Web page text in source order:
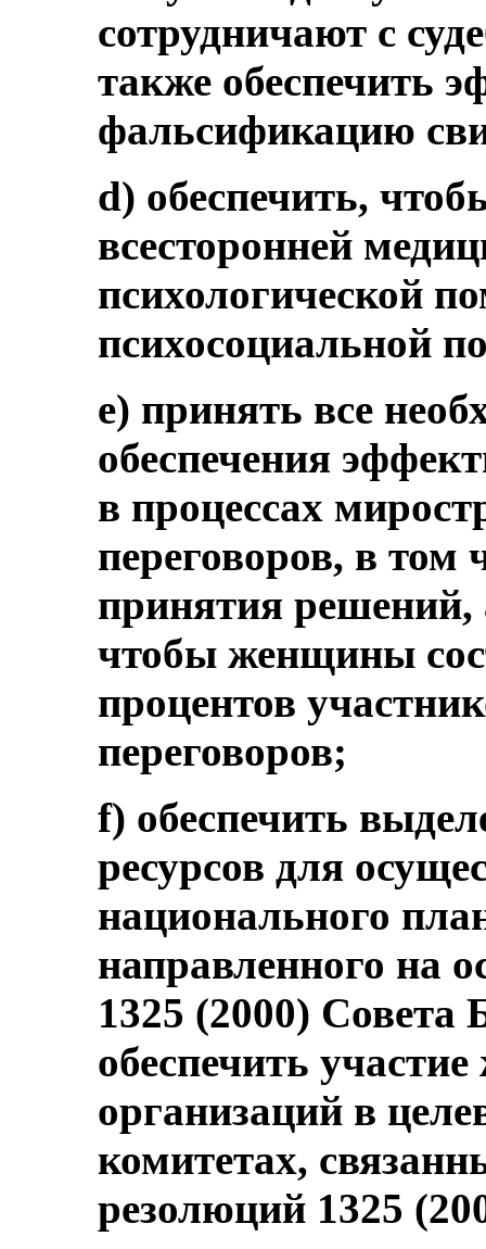
сотрудничают с
также обеспечить
фальсификацию
d) обеспечить,
всесторонней
психологической
психосоциальной
e) принять все
обеспечения
в процессах
переговоров, в том
принятия решений,
чтобы женщины
процентов
переговоров;
f) обеспечить
ресурсов для
национального
направленного на
1325 (2000) Совета
обеспечить
организаций в
комитетах,
резолюций 1325